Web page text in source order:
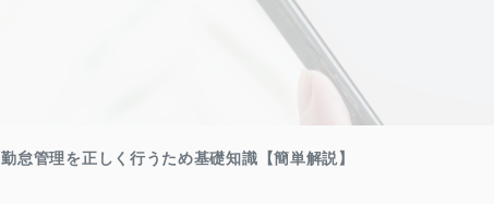
勤怠管理を正しく行うため基礎知識【簡単解説】